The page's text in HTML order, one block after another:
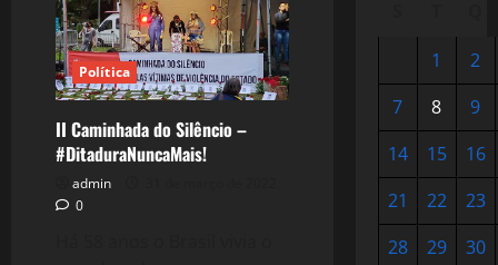
Política
II Caminhada do Silêncio –
#DitaduraNuncaMais!
admin
0
1
2
7
8
9
14
15
16
21
22
23
28
29
30